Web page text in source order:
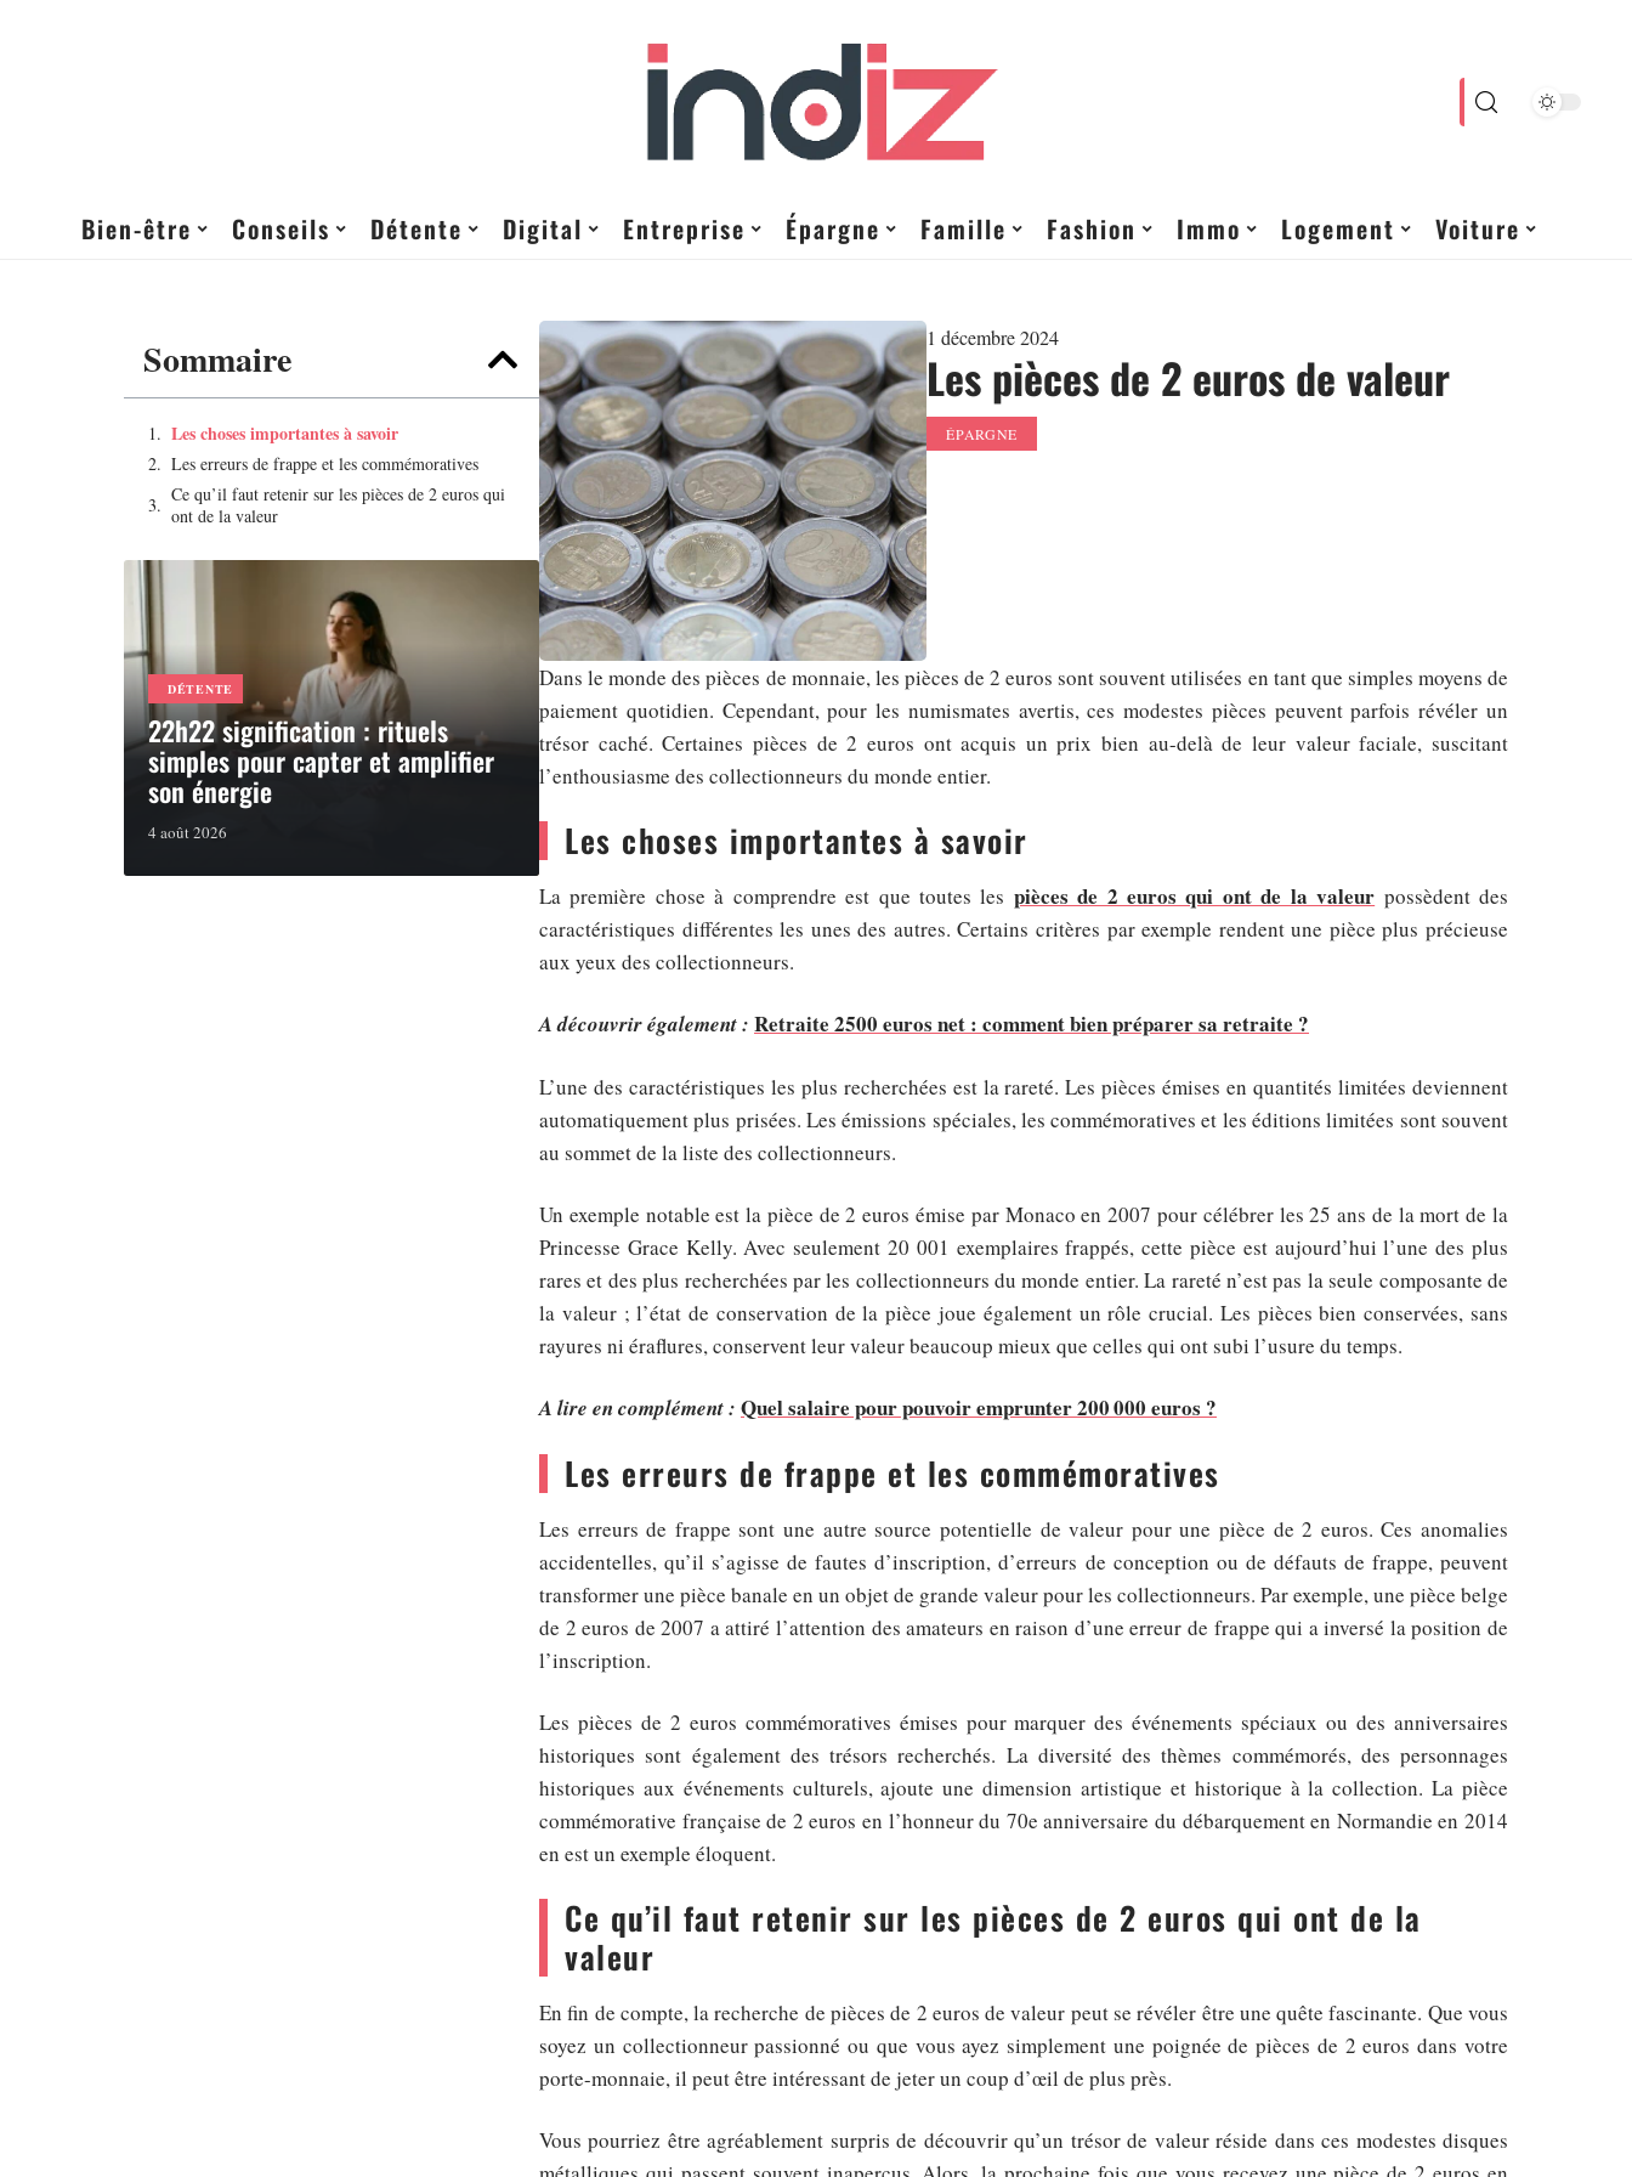
Bien-être Conseils Détente Digital Entreprise Épargne Famille Fashion Immo Logement Voiture
Sommaire
Les choses importantes à savoir
Les erreurs de frappe et les commémoratives
Ce qu’il faut retenir sur les pièces de 2 euros qui
ont de la valeur
DÉTENTE
22h22 signification : rituels
simples pour capter et amplifier
son énergie
4 août 2026
1 décembre 2024
Les pièces de 2 euros de valeur
ÉPARGNE
Dans le monde des pièces de monnaie, les pièces de 2 euros sont souvent utilisées en tant que simples moyens de
paiement quotidien. Cependant, pour les numismates avertis, ces modestes pièces peuvent parfois révéler un
trésor caché. Certaines pièces de 2 euros ont acquis un prix bien au-delà de leur valeur faciale, suscitant
l’enthousiasme des collectionneurs du monde entier.
Les choses importantes à savoir
La première chose à comprendre est que toutes les pièces de 2 euros qui ont de la valeur possèdent des
caractéristiques différentes les unes des autres. Certains critères par exemple rendent une pièce plus précieuse
aux yeux des collectionneurs.
A découvrir également : Retraite 2500 euros net : comment bien préparer sa retraite ?
L’une des caractéristiques les plus recherchées est la rareté. Les pièces émises en quantités limitées deviennent
automatiquement plus prisées. Les émissions spéciales, les commémoratives et les éditions limitées sont souvent
au sommet de la liste des collectionneurs.
Un exemple notable est la pièce de 2 euros émise par Monaco en 2007 pour célébrer les 25 ans de la mort de la
Princesse Grace Kelly. Avec seulement 20 001 exemplaires frappés, cette pièce est aujourd’hui l’une des plus
rares et des plus recherchées par les collectionneurs du monde entier. La rareté n’est pas la seule composante de
la valeur ; l’état de conservation de la pièce joue également un rôle crucial. Les pièces bien conservées, sans
rayures ni éraflures, conservent leur valeur beaucoup mieux que celles qui ont subi l’usure du temps.
A lire en complément : Quel salaire pour pouvoir emprunter 200 000 euros ?
Les erreurs de frappe et les commémoratives
Les erreurs de frappe sont une autre source potentielle de valeur pour une pièce de 2 euros. Ces anomalies
accidentelles, qu’il s’agisse de fautes d’inscription, d’erreurs de conception ou de défauts de frappe, peuvent
transformer une pièce banale en un objet de grande valeur pour les collectionneurs. Par exemple, une pièce belge
de 2 euros de 2007 a attiré l’attention des amateurs en raison d’une erreur de frappe qui a inversé la position de
l’inscription.
Les pièces de 2 euros commémoratives émises pour marquer des événements spéciaux ou des anniversaires
historiques sont également des trésors recherchés. La diversité des thèmes commémorés, des personnages
historiques aux événements culturels, ajoute une dimension artistique et historique à la collection. La pièce
commémorative française de 2 euros en l’honneur du 70e anniversaire du débarquement en Normandie en 2014
en est un exemple éloquent.
Ce qu’il faut retenir sur les pièces de 2 euros qui ont de la
valeur
En fin de compte, la recherche de pièces de 2 euros de valeur peut se révéler être une quête fascinante. Que vous
soyez un collectionneur passionné ou que vous ayez simplement une poignée de pièces de 2 euros dans votre
porte-monnaie, il peut être intéressant de jeter un coup d’œil de plus près.
Vous pourriez être agréablement surpris de découvrir qu’un trésor de valeur réside dans ces modestes disques